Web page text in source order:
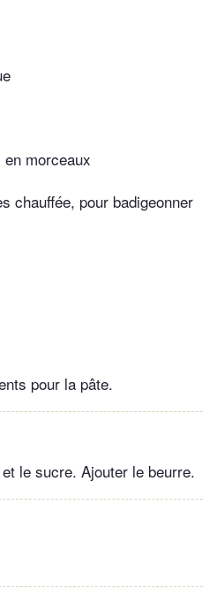
morceaux
chauffée, pour badigeonner
pour la pâte.
le sucre. Ajouter le beurre.